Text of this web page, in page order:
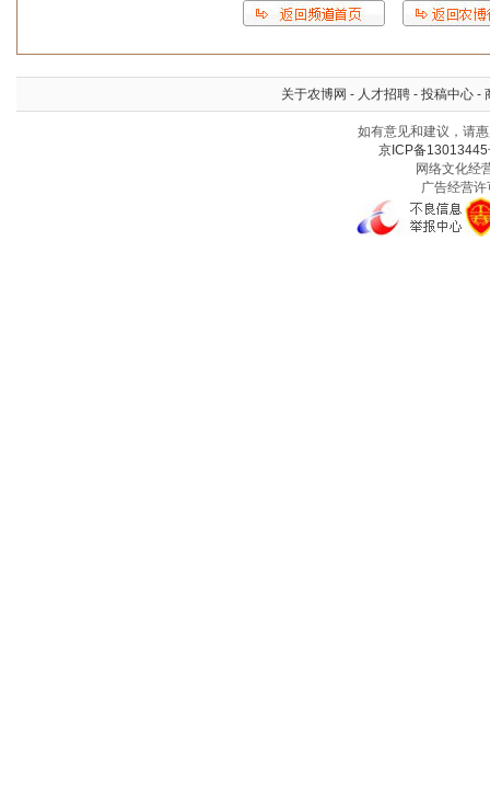
关于农博网 - 人才招聘 - 投稿中心 -
如有意见和建议，请
京ICP备13013445
网络文化经
广告经营